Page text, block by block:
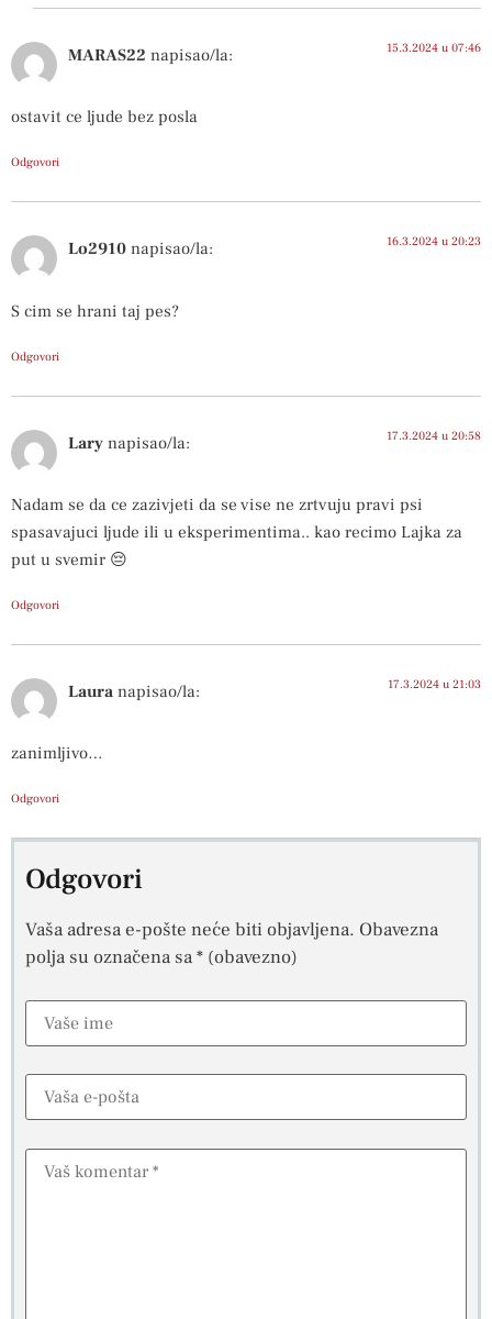
MARAS22 napisao/la: 15.3.2024 u 07:46
ostavit ce ljude bez posla
Odgovori
Lo2910 napisao/la: 16.3.2024 u 20:23
S cim se hrani taj pes?
Odgovori
Lary napisao/la: 17.3.2024 u 20:58
Nadam se da ce zazivjeti da se vise ne zrtvuju pravi psi
spasavajuci ljude ili u eksperimentima.. kao recimo Lajka za
put u svemir 😔
Odgovori
Laura napisao/la: 17.3.2024 u 21:03
zanimljivo…
Odgovori
Odgovori
Vaša adresa e-pošte neće biti objavljena. Obavezna
polja su označena sa* (obavezno)